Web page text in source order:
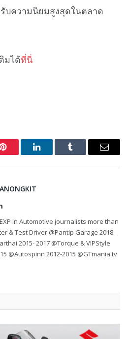
บความนิยมสูงสุดในตลาด
มได้ที่นี่
Pinterest LinkedInTumblr Email
LinkedIn
in Automotive journalists more than
& Test Driver @Pantip Garage 2018-
2015- 2017 @Torque & VIPStyle
@Autospinn 2012-2015 @GTmania.tv